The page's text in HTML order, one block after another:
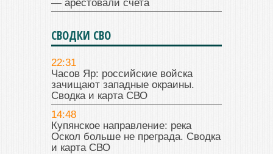
— арестовали счета
СВОДКИ СВО
22:31
Часов Яр: российские войска
зачищают западные окраины.
Сводка и карта СВО
14:48
Купянское направление: река
Оскол больше не преграда. Сводка
и карта СВО